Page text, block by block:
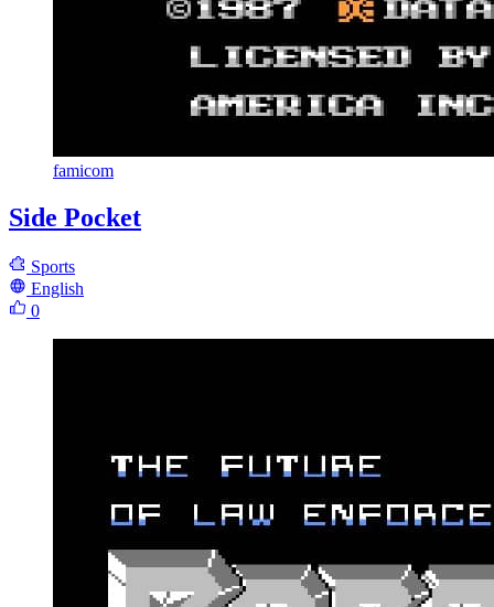
famicom
Side Pocket
Sports
English
0